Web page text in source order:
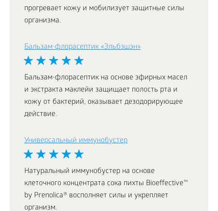
прогревает кожу и мобилизует защитные силы
организма.
Бальзам-флорасептик «Эльбэшэн»
Бальзам-флорасептик на основе эфирных масел
и экстракта маклейи защищает полость рта и
кожу от бактерий, оказывает дезодорирующее
действие.
Универсальный иммунобустер
Натуральный иммунобустер на основе
клеточного концентрата сока пихты Bioeffective™
by Prenolica® восполняет силы и укрепляет
организм.